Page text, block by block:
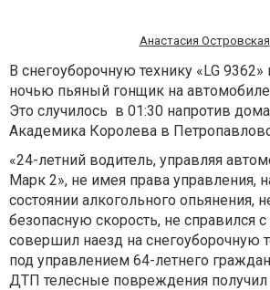
Анастасия Островская
В снегоуборочную технику «LG 9362»
ночью пьяный гонщик на
Это случилось в 01:30 напротив
Академика Королева в
«24-летний водитель, управляя
Марк 2», не имея права управления,
состоянии алкогольного опьянения,
безопасную скорость, не справился
совершил наезд на снегоуборочную
под управлением 64-летнего
ДТП телесные повреждения получил